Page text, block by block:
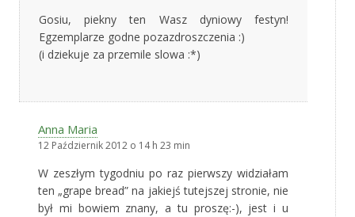
Gosiu, piekny ten Wasz dyniowy festyn!
Egzemplarze godne pozazdroszczenia :)
(i dziekuje za przemile slowa :*)
Anna Maria
12 Październik 2012 o 14 h 23 min
W zeszłym tygodniu po raz pierwszy widziałam
ten „grape bread” na jakiejś tutejszej stronie, nie
był mi bowiem znany, a tu proszę:-), jest i u